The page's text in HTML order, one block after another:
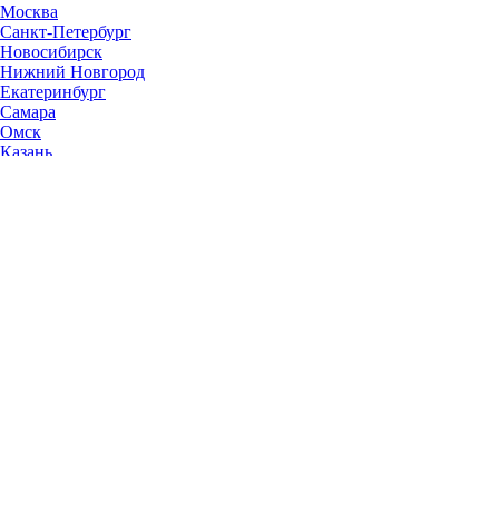
Москва
Санкт-Петербург
Новосибирск
Нижний Новгород
Екатеринбург
Самара
Омск
Казань